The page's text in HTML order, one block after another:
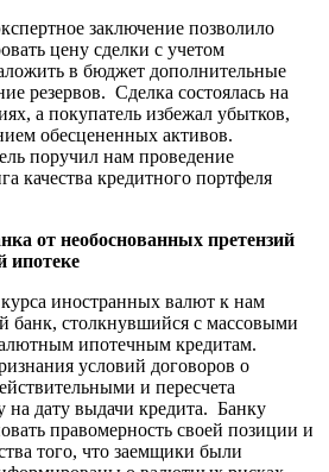
заключение позволило
цену сделки с учетом
в бюджет дополнительные
резервов. Сделка состоялась на
а покупатель избежал убытков,
обесцененных активов.
поручил нам проведение
качества кредитного портфеля
от необоснованных претензий
ипотеке
иностранных валют к нам
банк, столкнувшийся с массовыми
ипотечным кредитам.
условий договоров о
и пересчета
на дату выдачи кредита. Банку
правомерность своей позиции и
того, что заемщики были